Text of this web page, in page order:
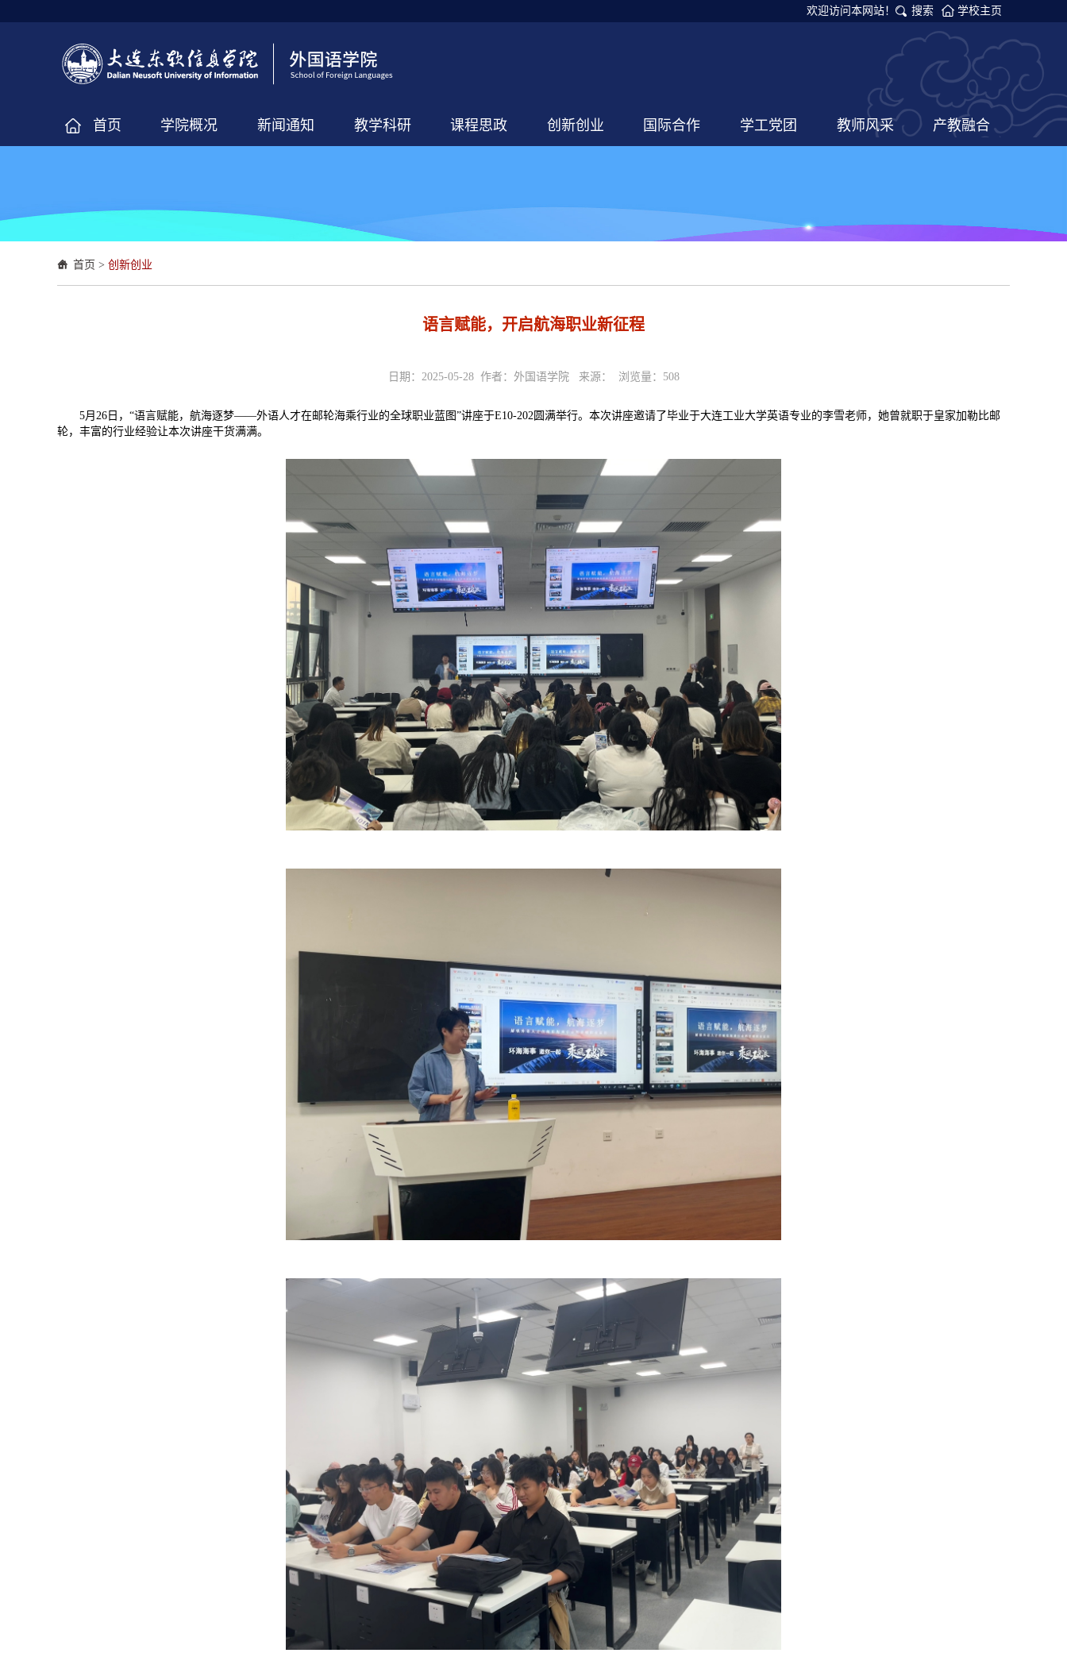
欢迎访问本网站！ 搜索 学校主页
首页 学院概况 新闻通知 教学科研 课程思政 创新创业 国际合作 学工党团 教师风采 产教融合
首页 > 创新创业
​语言赋能，开启航海职业新征程
日期：2025-05-28 作者：外国语学院 来源： 浏览量： 508
5月26日，“语言赋能，航海逐梦——外语人才在邮轮海乘行业的全球职业蓝图”讲座于E10-202圆满举行。本次讲座邀请了毕业于大连工业大学英语专业的李雪老师，她曾就职于皇家加勒比邮
轮，丰富的行业经验让本次讲座干货满满。